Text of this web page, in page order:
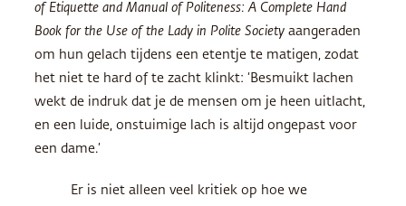
of Etiquette and Manual of Politeness: A Complete Hand
Book for the Use of the Lady in Polite Society aangeraden
om hun gelach tijdens een etentje te matigen, zodat
het niet te hard of te zacht klinkt: ‘Besmuikt lachen
wekt de indruk dat je de mensen om je heen uitlacht,
en een luide, onstuimige lach is altijd ongepast voor
een dame.’
Er is niet alleen veel kritiek op hoe we